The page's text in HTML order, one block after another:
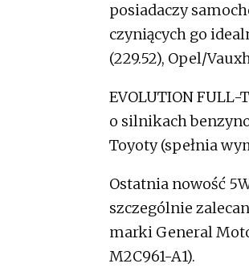
posiadaczy
czyniących go
(229.52), Opel/
EVOLUTION FULL-
o silnikach
Toyoty (spełnia
Ostatnia nowość
szczególnie
marki General
M2C961-A1).